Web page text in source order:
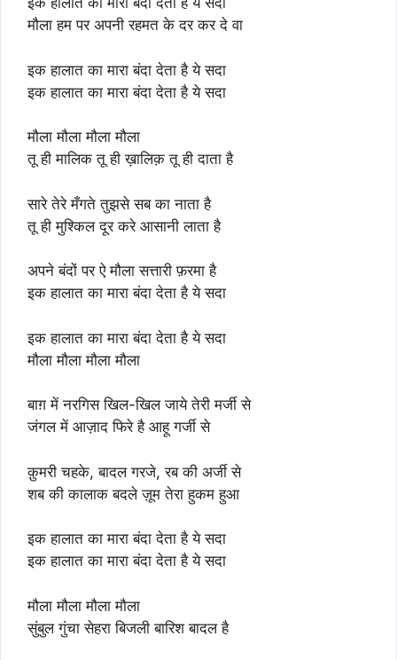
मौला हम पर अपनी रहमत के दर कर दे वा
इक हालात का मारा बंदा देता है ये सदा
इक हालात का मारा बंदा देता है ये सदा
मौला मौला मौला मौला
तू ही मालिक तू ही ख़ालिक़ तू ही दाता है
सारे तेरे मँगते तुझसे सब का नाता है
तू ही मुश्किल दूर करे आसानी लाता है
अपने बंदों पर ऐ मौला सत्तारी फ़रमा है
इक हालात का मारा बंदा देता है ये सदा
इक हालात का मारा बंदा देता है ये सदा
मौला मौला मौला मौला
बाग़ में नरगिस खिल-खिल जाये तेरी मर्जी से
जंगल में आज़ाद फिरे है आहू गर्जी से
क़ुमरी चहके, बादल गरजे, रब की अर्जी से
शब की कालाक बदले ज़ूम तेरा हुकम हुआ
इक हालात का मारा बंदा देता है ये सदा
इक हालात का मारा बंदा देता है ये सदा
मौला मौला मौला मौला
सुंबुल गुंचा सेहरा बिजली बारिश बादल है